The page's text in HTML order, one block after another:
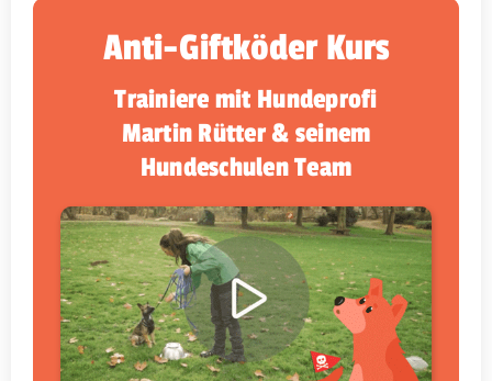
Anti-Giftköder Kurs
Trainiere mit Hundeprofi
Martin Rütter & seinem
Hundeschulen Team